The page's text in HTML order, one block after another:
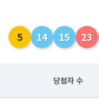
5 14 15 23
당첨자 수